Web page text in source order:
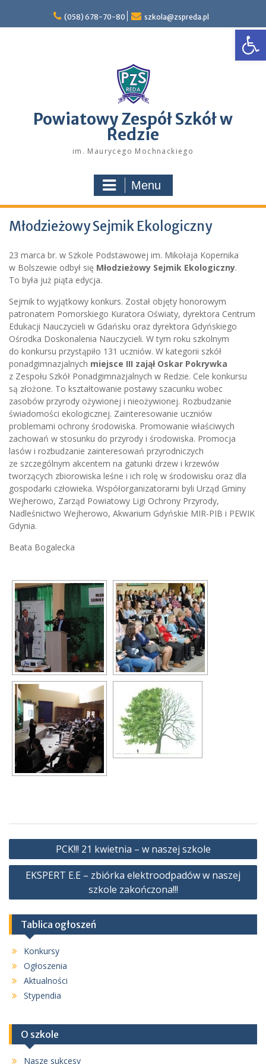
content
(058) 678-70-80 szkola@zspreda.pl
Powiatowy Zespół Szkół w
Redzie
im. Maurycego Mochnackiego
Menu
Młodzieżowy Sejmik Ekologiczny
23 marca br. w Szkole Podstawowej im. Mikołaja Kopernika
w Bolszewie odbył się Młodzieżowy Sejmik Ekologiczny.
To była już piąta edycja.
Sejmik to wyjątkowy konkurs. Został objęty honorowym
patronatem Pomorskiego Kuratora Oświaty, dyrektora Centrum
Edukacji Nauczycieli w Gdańsku oraz dyrektora Gdyńskiego
Ośrodka Doskonalenia Nauczycieli. W tym roku szkolnym
do konkursu przystąpiło 131 uczniów. W kategorii szkół
ponadgimnazjalnych miejsce III zajął Oskar Pokrywka
z Zespołu Szkół Ponadgimnazjalnych w Redzie. Cele konkursu
są złożone. To kształtowanie postawy szacunku wobec
zasobów przyrody ożywionej i nieożywionej. Rozbudzanie
świadomości ekologicznej. Zainteresowanie uczniów
problemami ochrony środowiska. Promowanie właściwych
zachowań w stosunku do przyrody i środowiska. Promocja
lasów i rozbudzanie zainteresowań przyrodniczych
ze szczególnym akcentem na gatunki drzew i krzewów
tworzących zbiorowiska leśne i ich rolę w środowisku oraz dla
gospodarki człowieka. Współorganizatorami byli Urząd Gminy
Wejherowo, Zarząd Powiatowy Ligi Ochrony Przyrody,
Nadleśnictwo Wejherowo, Akwarium Gdyńskie MIR-PIB i PEWIK
Gdynia.
Beata Bogalecka
Nawigacja
wpisu
PCK!!! 21 kwietnia – w naszej szkole
EKSPERT E.E – zbiórka elektroodpadów w naszej
szkole zakończona!!!
Tablica ogłoszeń
Konkursy
Ogłoszenia
Aktualności
Stypendia
O szkole
Nasze sukcesy